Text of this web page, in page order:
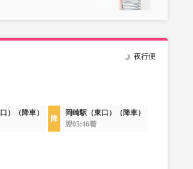
夜行便
）（降車）
岡崎駅（東口）（降車）
翌05:46着